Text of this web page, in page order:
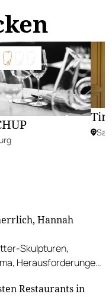
Hannah
Skulpturen,
Herausforderungen
Restaurants in